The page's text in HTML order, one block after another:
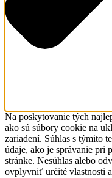
Na poskytovanie tých
ako sú súbory cookie na
zariadení. Súhlas s týmito
údaje, ako je správanie pri
stránke. Nesúhlas alebo
ovplyvniť určité vlastnosti